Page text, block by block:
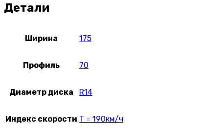
Детали
Ширина 175
Профиль 70
Диаметр диска R14
Индекс скорости T = 190км/ч